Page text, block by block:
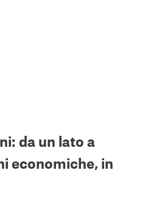
da un lato a
economiche, in